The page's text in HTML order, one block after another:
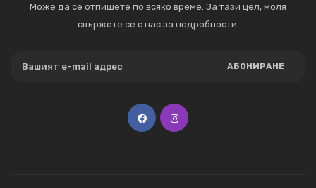
Може да се отпишете по всяко време. За тази цел, моля
свържете се с нас за подробности.
АБОНИРАНЕ